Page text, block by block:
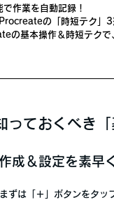
作業を自動記録！
の「時短テク」3
の基本操作＆時短テクで
っておくべき
成＆設定を素早
ずは 「＋」ボタンをタッ